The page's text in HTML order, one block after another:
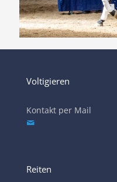
Voltigieren
Kontakt per Mail
Reiten